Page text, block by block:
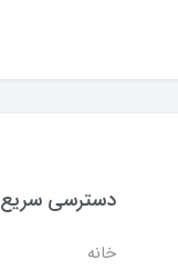
دسترسی سریع
خانه